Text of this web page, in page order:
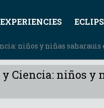
EXPERIENCIES
niños y niñas saharauis
Ciencia: niños y